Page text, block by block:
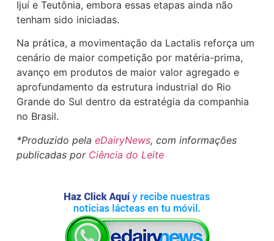
Ijuí e Teutônia, embora essas etapas ainda não
tenham sido iniciadas.
Na prática, a movimentação da Lactalis reforça um
cenário de maior competição por matéria-prima,
avanço em produtos de maior valor agregado e
aprofundamento da estrutura industrial do Rio
Grande do Sul dentro da estratégia da companhia
no Brasil.
*Produzido pelaeDairyNews, com informações
publicadas por Ciência do Leite